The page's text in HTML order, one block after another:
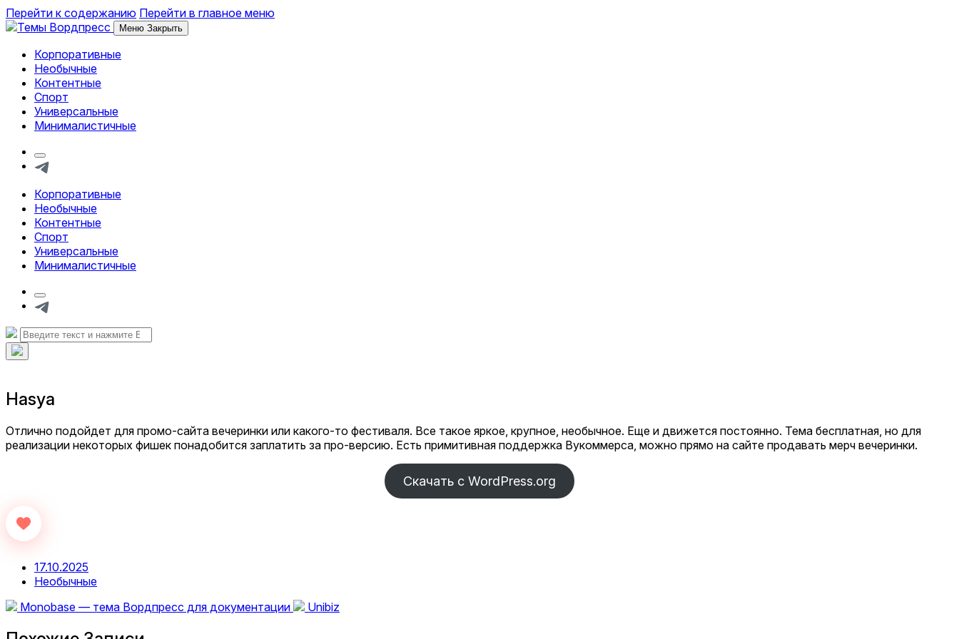
Перейти к содержанию Перейти в главное меню
Меню Закрыть
Обзор тем и шаблонов Вордпресс
Корпоративные
Необычные
Контентные
Спорт
Универсальные
Минималистичные
Кнопка
формы
Обзор тем и шаблонов Вордпресс
Корпоративные
Необычные
Контентные
Спорт
Универсальные
Минималистичные
Кнопка
формы
Искать:
Поиск
Скрыть
Hasya
Отлично подойдет для промо-сайта вечеринки или какого-то фестиваля. Все такое яркое, крупное, необычное. Еще и движется постоянно. Тема бесплатная, но для
реализации некоторых фишек понадобится заплатить за про-версию. Есть примитивная поддержка Вукоммерса, можно прямо на сайте продавать мерч вечеринки.
Скачать с WordPress.org
Дата
публикации
17.10.2025
Опубликовано
Необычные
Предыдущая
Monobase — тема Вордпресс для документации
Следующая
Unibiz